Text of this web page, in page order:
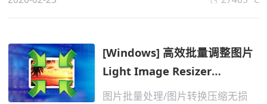
[Windows] 高效批量调整图片
Light Image Resizer
v7.5.1.147 便...
图片批量处理/图片转换压缩无损